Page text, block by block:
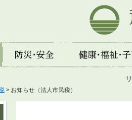
芦屋市
防災・安全 健康・福祉・子育て
> お知らせ（法人市民税）